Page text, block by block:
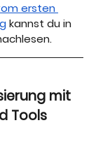
ersten
kannst du in
mit
Tools